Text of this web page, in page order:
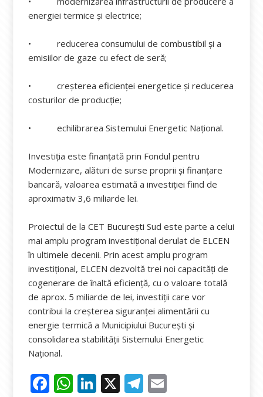
energiei termice și electrice;
• reducerea consumului de combustibil și a
emisiilor de gaze cu efect de seră;
• creșterea eficienței energetice și reducerea
costurilor de producție;
• echilibrarea Sistemului Energetic Național.
Investiția este finanțată prin Fondul pentru
Modernizare, alături de surse proprii și finanțare
bancară, valoarea estimată a investiției fiind de
aproximativ 3,6 miliarde lei.
Proiectul de la CET București Sud este parte a celui
mai amplu program investițional derulat de ELCEN
în ultimele decenii. Prin acest amplu program
investițional, ELCEN dezvoltă trei noi capacități de
cogenerare de înaltă eficiență, cu o valoare totală
de aprox. 5 miliarde de lei, investiții care vor
contribui la creșterea siguranței alimentării cu
energie termică a Municipiului București și
consolidarea stabilității Sistemului Energetic
Național.
F W Li X T